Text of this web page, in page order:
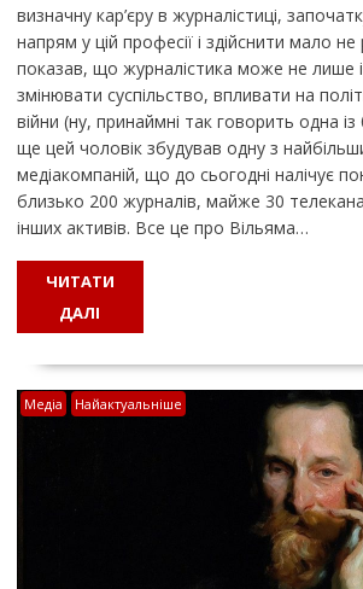
визначну кар’єру в журналістиці,
напрям у цій професії і здійснити мало
показав, що журналістика може не лише
змінювати суспільство, впливати на
війни (ну, принаймні так говорить одна
ще цей чоловік збудував одну з
медіакомпаній, що до сьогодні налічує
близько 200 журналів, майже 30
інших активів. Все це про Вільяма…
ЧИТАТИ
ДАЛІ
Медіа Найактуальніше